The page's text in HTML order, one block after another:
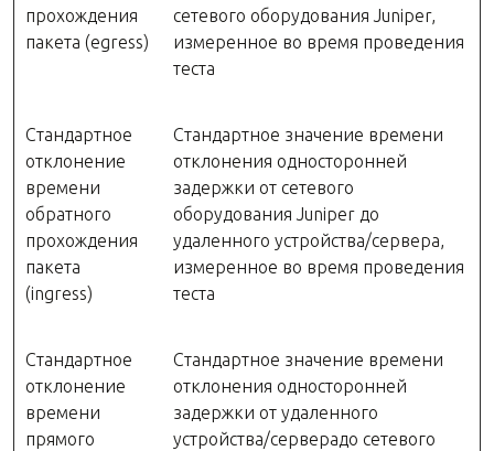
прохождения
пакета (egress)
сетевого оборудования Juniper,
измеренное во время проведения
теста
Стандартное
отклонение
времени
обратного
прохождения
пакета
(ingress)
Стандартное значение времени
отклонения односторонней
задержки от сетевого
оборудования Juniper до
удаленного устройства/сервера,
измеренное во время проведения
теста
Стандартное
отклонение
времени
прямого
Стандартное значение времени
отклонения односторонней
задержки от удаленного
устройства/серверадо сетевого